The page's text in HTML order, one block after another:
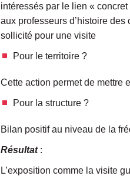
intéressés par le lien «
aux professeurs d’histoire
sollicité pour une visite
Pour le territoire ?
Cette action permet de mettre
Pour la structure ?
Bilan positif au niveau de la
Résultat:
L’exposition comme la visite